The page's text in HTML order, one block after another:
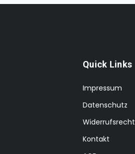
Quick Links
Impressum
Datenschutz
Widerrufsrecht
Kontakt